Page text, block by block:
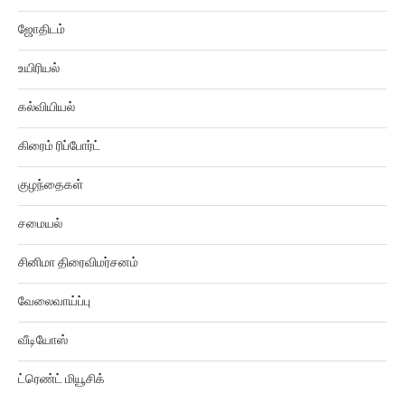
ஜோதிடம்
உயிரியல்
கல்வியியல்
கிரைம் ரிப்போர்ட்
குழந்தைகள்
சமையல்
சினிமா திரைவிமர்சனம்
வேலைவாய்ப்பு
வீடியோஸ்
ட்ரெண்ட் மியூசிக்